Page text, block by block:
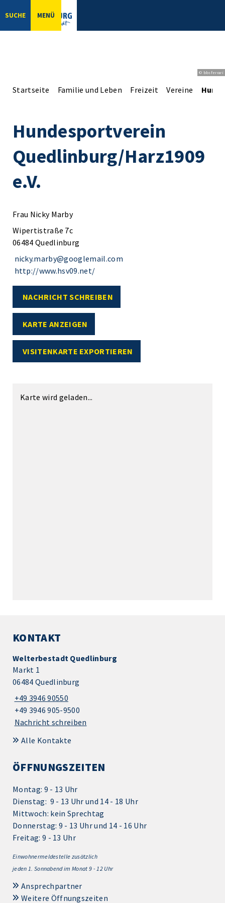
SUCHE MENÜ
© bbsferrari
Startseite Familie und Leben Freizeit Vereine
Hundesportverein
Quedlinburg/Harz1909
e.V.
Frau Nicky Marby
Wipertistraße 7c
06484 Quedlinburg
nicky.marby@googlemail.com
http://www.hsv09.net/
NACHRICHT SCHREIBEN
KARTE ANZEIGEN
VISITENKARTE EXPORTIEREN
Karte wird geladen...
KONTAKT
Welterbestadt Quedlinburg
Markt 1
06484 Quedlinburg
+49 3946 90550
+49 3946 905-9500
Nachricht schreiben
Alle Kontakte
ÖFFNUNGSZEITEN
Montag: 9 - 13 Uhr
Dienstag: 9 - 13 Uhr und 14 - 18 Uhr
Mittwoch: kein Sprechtag
Donnerstag: 9 - 13 Uhr und 14 - 16 Uhr
Freitag: 9 - 13 Uhr
Einwohnermeldestelle zusätzlich
jeden 1. Sonnabend im Monat 9 - 12 Uhr
Ansprechpartner
Weitere Öffnungszeiten